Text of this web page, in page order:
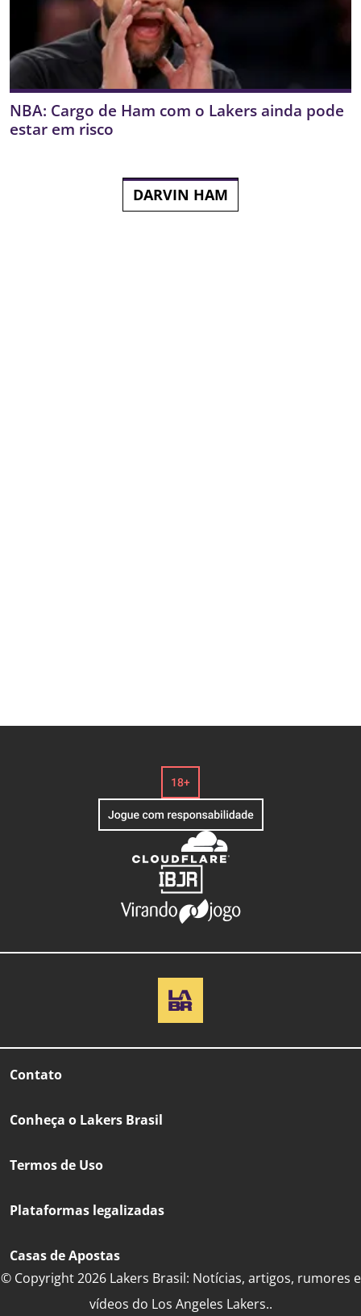
NBA: Cargo de Ham com o Lakers ainda pode
estar em risco
DARVIN HAM
Contato
Conheça o Lakers Brasil
Termos de Uso
Plataformas legalizadas
Casas de Apostas
© Copyright 2026 Lakers Brasil: Notícias, artigos, rumores e
vídeos do Los Angeles Lakers..